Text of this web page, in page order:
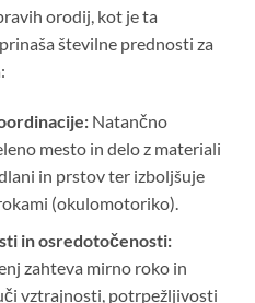
orodij, kot je ta
številne prednosti za
Natančno
mesto in delo z materiali
in prstov ter izboljšuje
(okulomotoriko).
in osredotočenosti:
zahteva mirno roko in
vztrajnosti, potrpežljivosti